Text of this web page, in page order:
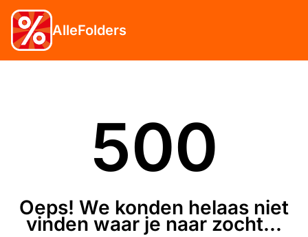
AlleFolders
500
Oeps! We konden helaas niet
vinden waar je naar zocht...